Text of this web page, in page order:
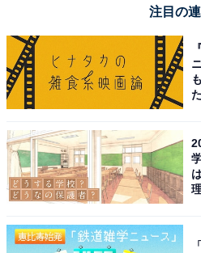
脚本を手掛けたアサダアツシは
リーの赤ちゃん』のような「
囚われていく物語」を思いつい
になり暴走していく様は『キン
注目の